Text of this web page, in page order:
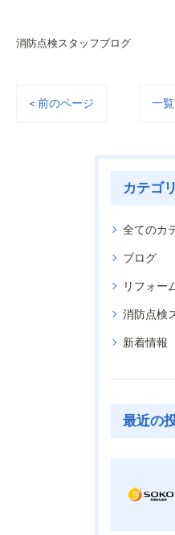
消防点検スタッフブログ
< 前のページ 一
カテゴ
全てのカ
ブログ
リフォー
消防点検
新着情報
最近の